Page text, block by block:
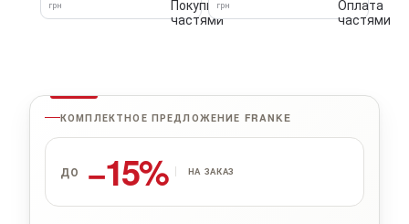
грн грн
КОМПЛЕКТНОЕ ПРЕДЛОЖЕНИЕ FRANKE
ДО −15% НА ЗАКАЗ